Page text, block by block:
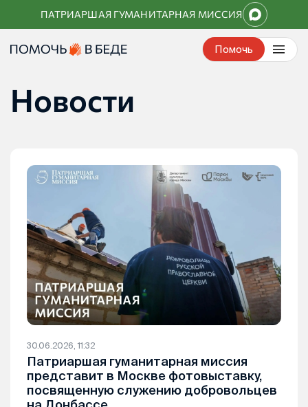
Перейти
к
контенту
ПАТРИАРШАЯ ГУМАНИТАРНАЯ МИССИЯ
Помочь
Новости
30.06.2026, 11:32
Патриаршая гуманитарная миссия
представит в Москве фотовыставку,
посвященную служению добровольцев